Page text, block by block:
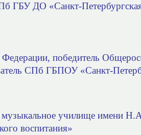
ГБУ ДО «Санкт-
победитель
СПб ГБПОУ «Санкт-
училище имени
воспитания»